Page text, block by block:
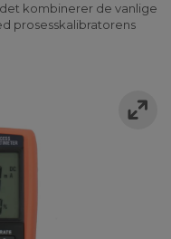
kombinerer de vanlige
prosesskalibratorens
skjerm og innebygd
spenning og AC-
på støyfylte kretser og
og AC/DC-strøm i
så vel som passive